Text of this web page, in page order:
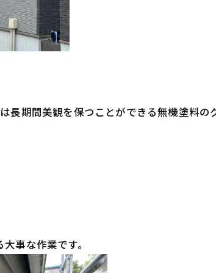
長期間美観を保つことができる無機塗料の
事な作業です。